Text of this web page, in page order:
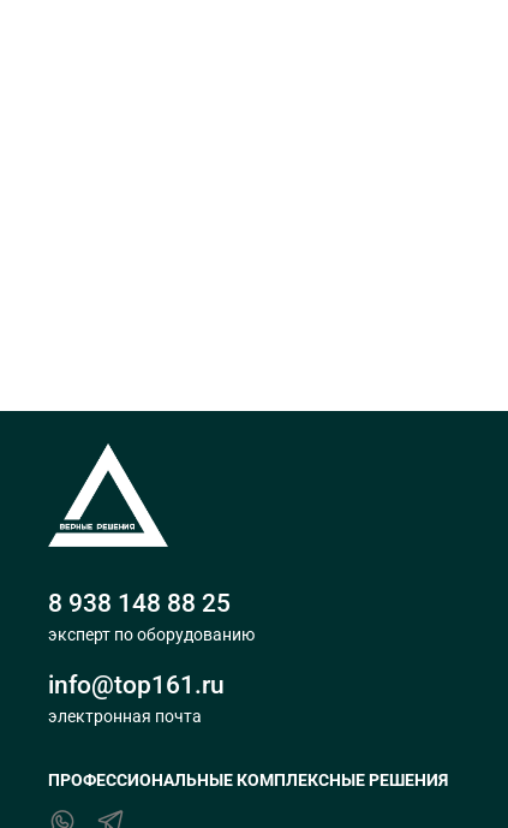
8 938 148 88 25
эксперт по оборудованию
info@top161.ru
электронная почта
ПРОФЕССИОНАЛЬНЫЕ КОМПЛЕКСНЫЕ РЕШЕНИЯ